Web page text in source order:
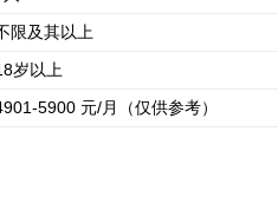
限及其以上
岁以上
5900 元/月（仅供参考）